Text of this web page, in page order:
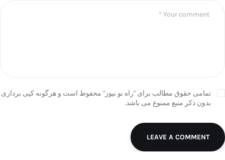
تمامی حقوق مطالب برای "راه نو نیوز" محفوظ است و هرگونه کپی برداری
بدون ذکر منبع ممنوع می باشد.
LEAVE A COMMENT